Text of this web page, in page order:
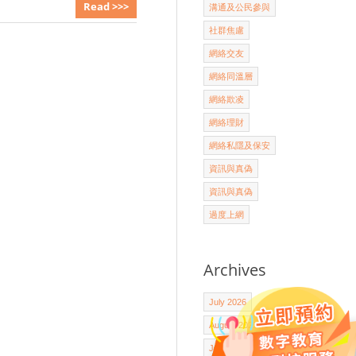
Read >>> 溝通及公民參與
社群焦慮
網絡交友
網絡同溫層
網絡欺凌
網絡理財
網絡私隱及保安
資訊與真偽
資訊與真偽
過度上網
Archives
July 2026
August 2025
July 2025